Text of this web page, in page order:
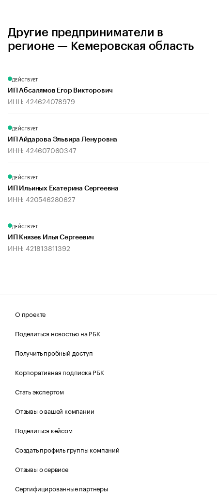
Другие предприниматели в
регионе — Кемеровская область
ДЕЙСТВУЕТ
ИП Абсалямов Егор Викторович
ИНН: 424624078979
ДЕЙСТВУЕТ
ИП Айдарова Эльвира Ленуровна
ИНН: 424607060347
ДЕЙСТВУЕТ
ИП Ильиных Екатерина Сергеевна
ИНН: 420546280627
ДЕЙСТВУЕТ
ИП Князев Илья Сергеевич
ИНН: 421813811392
О проекте
Поделиться новостью на РБК
Получить пробный доступ
Корпоративная подписка РБК
Стать экспертом
Отзывы о вашей компании
Поделиться кейсом
Создать профиль группы компаний
Отзывы о сервисе
Сертифицированные партнеры